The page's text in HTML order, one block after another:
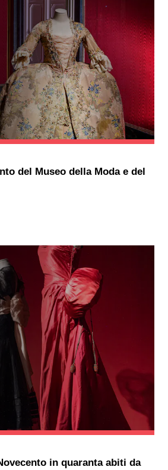
del Museo della Moda e del
in quaranta abiti da